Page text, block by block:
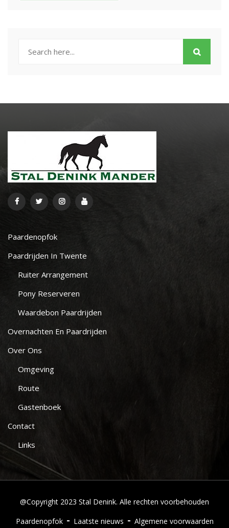
Paardenopfok
Paardrijden In Twente
Ruiter Arrangement
Pony Reserveren
Waardebon Paardrijden
Overnachten En Paardrijden
Over Ons
Omgeving
Route
Gastenboek
Contact
Links
@Copyright 2023 Stal Denink. Alle rechten voorbehouden
Paardenopfok
Laatste nieuws
Algemene voorwaarden